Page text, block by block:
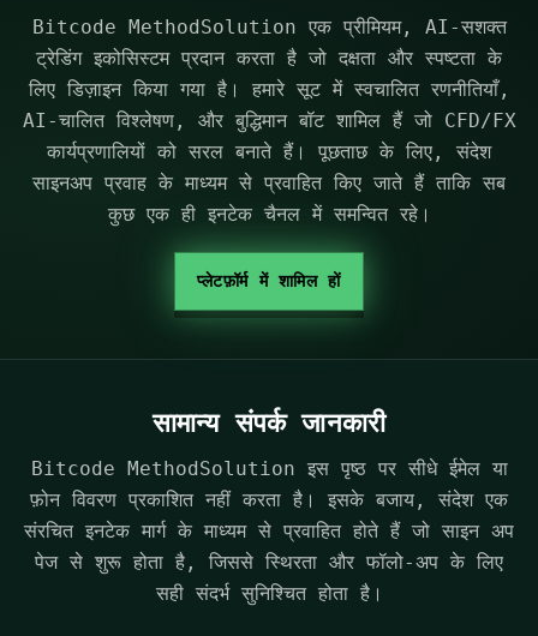
Bitcode MethodSolution एक प्रीमियम, AI-सशक्त
ट्रेडिंग इकोसिस्टम प्रदान करता है जो दक्षता और स्पष्टता के
लिए डिज़ाइन किया गया है। हमारे सूट में स्वचालित रणनीतियाँ,
AI-चालित विश्लेषण, और बुद्धिमान बॉट शामिल हैं जो CFD/FX
कार्यप्रणालियों को सरल बनाते हैं। पूछताछ के लिए, संदेश
साइनअप प्रवाह के माध्यम से प्रवाहित किए जाते हैं ताकि सब
कुछ एक ही इनटेक चैनल में समन्वित रहे।
प्लेटफ़ॉर्म में शामिल हों
सामान्य संपर्क जानकारी
Bitcode MethodSolution इस पृष्ठ पर सीधे ईमेल या
फ़ोन विवरण प्रकाशित नहीं करता है। इसके बजाय, संदेश एक
संरचित इनटेक मार्ग के माध्यम से प्रवाहित होते हैं जो साइन अप
पेज से शुरू होता है, जिससे स्थिरता और फॉलो‑अप के लिए
सही संदर्भ सुनिश्चित होता है।